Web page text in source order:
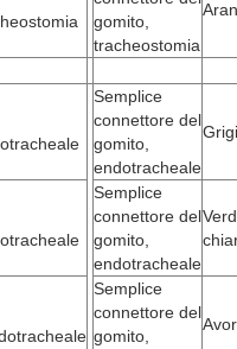
gomito,
tracheostomia
Semplice
connettore del
gomito,
endotracheale
Semplice
connettore del
gomito,
endotracheale
Semplice
connettore del
gomito,